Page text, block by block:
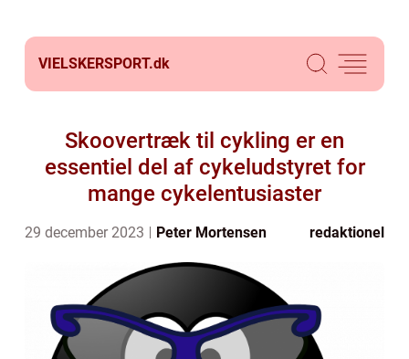
VIELSKERSPORT.dk
Skoovertræk til cykling er en
essentiel del af cykeludstyret for
mange cykelentusiaster
29 december 2023 Peter Mortensen redaktionel